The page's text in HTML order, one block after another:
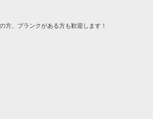
方、ブランクがある方も歓迎します！